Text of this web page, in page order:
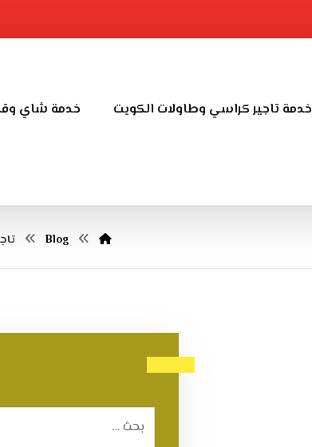
خدمة تاجير كراسي وطاولات الكويت خدمة شاي
Blog